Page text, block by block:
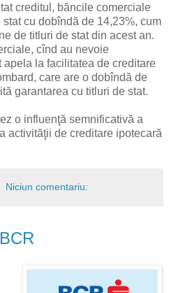
creditul, băncile comerciale
cu dobîndă de 14,23%, cum
de titluri de stat din acest an.
cînd au nevoie
la facilitatea de creditare
care are o dobîndă de
garantarea cu titluri de stat.
o influenţă semnificativă a
activităţii de creditare ipotecară
Niciun comentariu: